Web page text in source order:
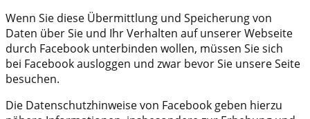
Wenn Sie diese Übermittlung und Speicherung von
Daten über Sie und Ihr Verhalten auf unserer Webseite
durch Facebook unterbinden wollen, müssen Sie sich
bei Facebook ausloggen und zwar bevor Sie unsere Seite
besuchen.
Die Datenschutzhinweise von Facebook geben hierzu